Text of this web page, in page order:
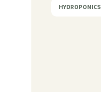
HYDROPONICS